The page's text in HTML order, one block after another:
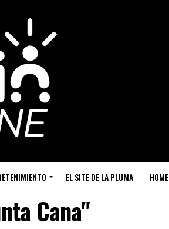
EL SITE DE LA PLUMA HOME
Cana"